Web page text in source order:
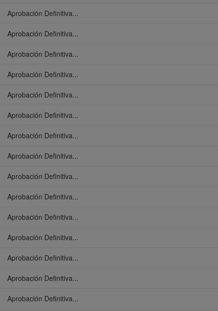
Aprobación Definitiva...
Aprobación Definitiva...
Aprobación Definitiva...
Aprobación Definitiva...
Aprobación Definitiva...
Aprobación Definitiva...
Aprobación Definitiva...
Aprobación Definitiva...
Aprobación Definitiva...
Aprobación Definitiva...
Aprobación Definitiva...
Aprobación Definitiva...
Aprobación Definitiva...
Aprobación Definitiva...
Aprobación Definitiva...